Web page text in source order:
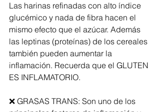
Las harinas refinadas con alto índice
glucémico y nada de fibra hacen el
mismo efecto que el azúcar. Además
las leptinas (proteínas) de los cereales
también pueden aumentar la
inflamación. Recuerda que el GLUTEN
ES INFLAMATORIO.
❌ GRASAS TRANS: Son uno de los